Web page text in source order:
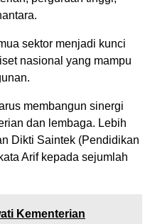
sektor menjadi kunci
nasional yang mampu
membangun sinergi
dan lembaga. Lebih
Dikti Saintek (Pendidikan
Arif kepada sejumlah
Kementerian